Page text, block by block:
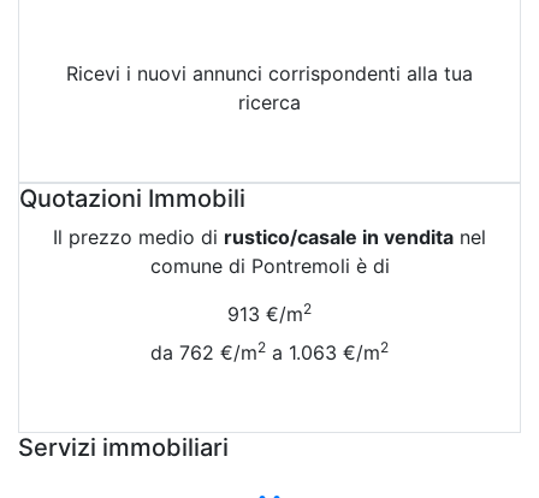
Ricevi i nuovi annunci corrispondenti alla tua
ricerca
Quotazioni Immobili
Il prezzo medio di rustico/casale in vendita nel
comune di Pontremoli è di
913 €/m2
da 762 €/m2 a 1.063 €/m2
Servizi immobiliari